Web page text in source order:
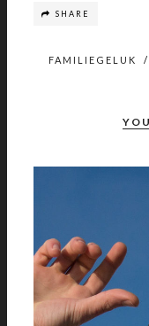
SHARE
FAMILIEGELUK /